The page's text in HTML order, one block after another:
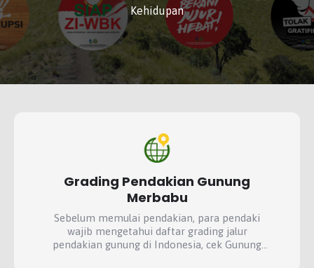
Kehidupan
Grading Pendakian Gunung
Merbabu
Sebelum memulai pendakian, para pendaki
wajib mengetahui daftar grading jalur
pendakian gunung di Indonesia, cek Gunung